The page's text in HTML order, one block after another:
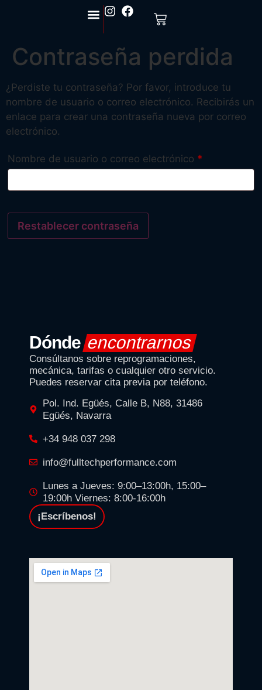
Contraseña perdida
¿Perdiste tu contraseña? Por favor, introduce tu
nombre de usuario o correo electrónico. Recibirás un
enlace para crear una contraseña nueva por correo
electrónico.
Nombre de usuario o correo electrónico *
Restablecer contraseña
Dóndeencontrarnos
Consúltanos sobre reprogramaciones,
mecánica, tarifas o cualquier otro servicio.
Puedes reservar cita previa por teléfono.
Pol. Ind. Egüés, Calle B, N88, 31486
Egüés, Navarra
+34 948 037 298
info@fulltechperformance.com
Lunes a Jueves: 9:00–13:00h, 15:00–
19:00h Viernes: 8:00-16:00h
¡Escríbenos!